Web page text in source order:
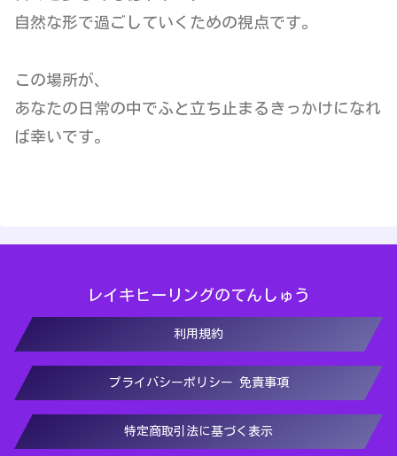
自然な形で過ごしていくための視点です。
この場所が、
あなたの日常の中でふと立ち止まるきっかけになれ
ば幸いです。
レイキヒーリングのてんしゅう
利用規約
プライバシーポリシー 免責事項
特定商取引法に基づく表示